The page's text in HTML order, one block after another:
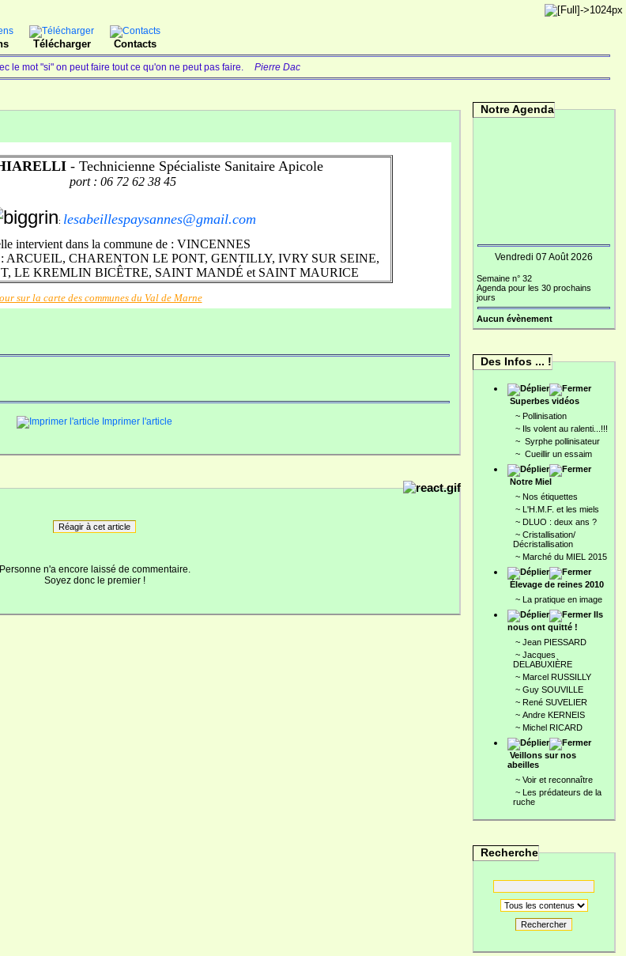
Télécharger Contacts
le mot "si" on peut faire tout ce qu'on ne peut pas faire. Pierre Dac
- Technicienne Spécialiste Sanitaire Apicole
port : 06 72 62 38 45
: lesabeillespaysannes@gmail.com
intervient dans la commune de : VINCENNES
: ARCUEIL, CHARENTON LE PONT, GENTILLY, IVRY SUR SEINE,
LE KREMLIN BICÊTRE, SAINT MANDÉ et SAINT MAURICE
sur la carte des communes du Val de Marne
Imprimer l'article
Réagir à cet article
Personne n'a encore laissé de commentaire.
Soyez donc le premier !
Notre Agenda
Vendredi 07 Août 2026
Semaine n° 32
Agenda pour les 30 prochains
jours
Aucun évènement
Des Infos ... !
Superbes vidéos
~ Pollinisation
~ Ils volent au ralenti...!!!
~ Syrphe pollinisateur
~ Cueillir un essaim
Notre Miel
~ Nos étiquettes
~ L'H.M.F. et les miels
~ DLUO : deux ans ?
~ Cristallisation/
Décristallisation
~ Marché du MIEL 2015
Élevage de reines 2010
~ La pratique en image
Ils
nous ont quitté !
~ Jean PIESSARD
~ Jacques
DELABUXIÈRE
~ Marcel RUSSILLY
~ Guy SOUVILLE
~ René SUVELIER
~ Andre KERNEIS
~ Michel RICARD
Veillons sur nos
abeilles
~ Voir et reconnaître
~ Les prédateurs de la
ruche
Recherche
Rechercher